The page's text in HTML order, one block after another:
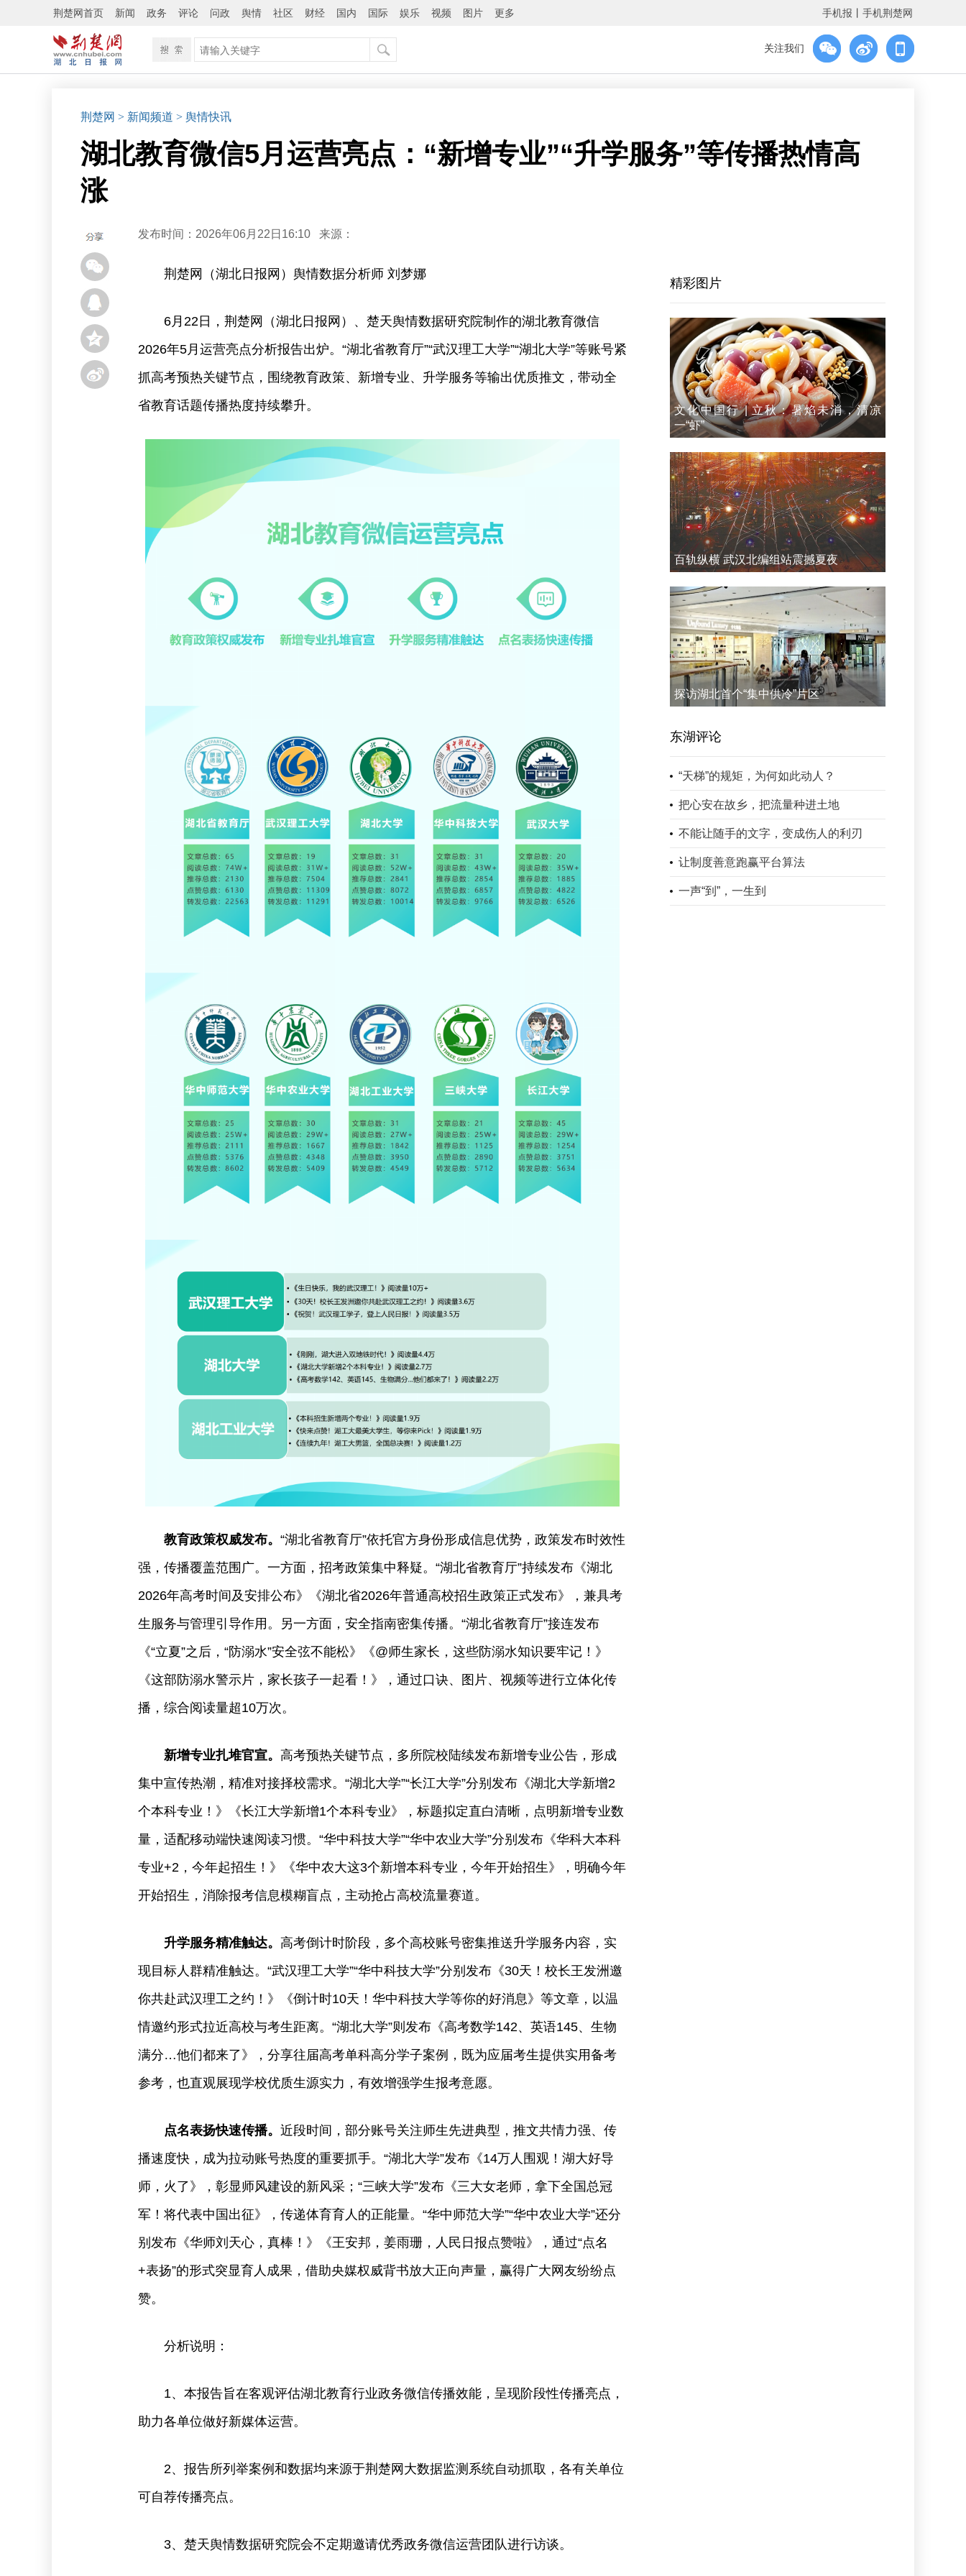
荆楚网首页 新闻 政务 评论 问政 舆情 社区 财经 国内 国际 娱乐 视频 图片 更多 手机报 手机荆楚网
关注我们
荆楚网 > 新闻频道 > 舆情快讯
湖北教育微信5月运营亮点：“新增专业”“升学服务”等传播热情高
涨
发布时间：2026年06月22日16:10 来源：
荆楚网（湖北日报网）舆情数据分析师 刘梦娜
6月22日，荆楚网（湖北日报网）、楚天舆情数据研究院制作的湖北教育微信
2026年5月运营亮点分析报告出炉。“湖北省教育厅”“武汉理工大学”“湖北大学”等账号紧
抓高考预热关键节点，围绕教育政策、新增专业、升学服务等输出优质推文，带动全
省教育话题传播热度持续攀升。
教育政策权威发布。 “湖北省教育厅”依托官方身份形成信息优势，政策发布时效性
强，传播覆盖范围广。一方面，招考政策集中释疑。“湖北省教育厅”持续发布《湖北
2026年高考时间及安排公布》《湖北省2026年普通高校招生政策正式发布》，兼具考
生服务与管理引导作用。另一方面，安全指南密集传播。“湖北省教育厅”接连发布
《“立夏”之后，“防溺水”安全弦不能松》《@师生家长，这些防溺水知识要牢记！》
《这部防溺水警示片，家长孩子一起看！》，通过口诀、图片、视频等进行立体化传
播，综合阅读量超10万次。
新增专业扎堆官宣。 高考预热关键节点，多所院校陆续发布新增专业公告，形成
集中宣传热潮，精准对接择校需求。“湖北大学”“长江大学”分别发布《湖北大学新增2
个本科专业！》《长江大学新增1个本科专业》，标题拟定直白清晰，点明新增专业数
量，适配移动端快速阅读习惯。“华中科技大学”“华中农业大学”分别发布《华科大本科
专业+2，今年起招生！》《华中农大这3个新增本科专业，今年开始招生》，明确今年
开始招生，消除报考信息模糊盲点，主动抢占高校流量赛道。
升学服务精准触达。 高考倒计时阶段，多个高校账号密集推送升学服务内容，实
现目标人群精准触达。“武汉理工大学”“华中科技大学”分别发布《30天！校长王发洲邀
你共赴武汉理工之约！》《倒计时10天！华中科技大学等你的好消息》等文章，以温
情邀约形式拉近高校与考生距离。“湖北大学”则发布《高考数学142、英语145、生物
满分…他们都来了》，分享往届高考单科高分学子案例，既为应届考生提供实用备考
参考，也直观展现学校优质生源实力，有效增强学生报考意愿。
点名表扬快速传播。 近段时间，部分账号关注师生先进典型，推文共情力强、传
播速度快，成为拉动账号热度的重要抓手。“湖北大学”发布《14万人围观！湖大好导
师，火了》，彰显师风建设的新风采；“三峡大学”发布《三大女老师，拿下全国总冠
军！将代表中国出征》，传递体育育人的正能量。“华中师范大学”“华中农业大学”还分
别发布《华师刘天心，真棒！》《王安邦，姜雨珊，人民日报点赞啦》，通过“点名
+表扬”的形式突显育人成果，借助央媒权威背书放大正向声量，赢得广大网友纷纷点
赞。
分析说明：
1、本报告旨在客观评估湖北教育行业政务微信传播效能，呈现阶段性传播亮点，
助力各单位做好新媒体运营。
2、报告所列举案例和数据均来源于荆楚网大数据监测系统自动抓取，各有关单位
可自荐传播亮点。
3、楚天舆情数据研究院会不定期邀请优秀政务微信运营团队进行访谈。
精彩图片
文化中国行 | 立秋：暑焰未消，清凉
一“虾”
百轨纵横 武汉北编组站震撼夏夜
探访湖北首个“集中供冷”片区
东湖评论
“天梯”的规矩，为何如此动人？
把心安在故乡，把流量种进土地
不能让随手的文字，变成伤人的利刃
让制度善意跑赢平台算法
一声“到”，一生到